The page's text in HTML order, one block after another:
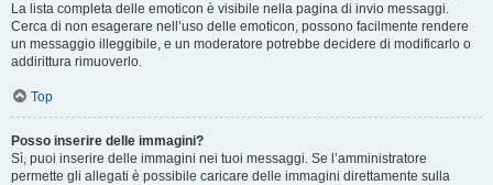
La lista completa delle emoticon è visibile nella pagina di invio messaggi.
Cerca di non esagerare nell’uso delle emoticon, possono facilmente rendere
un messaggio illeggibile, e un moderatore potrebbe decidere di modificarlo o
addirittura rimuoverlo.
Top
Posso inserire delle immagini?
Sì, puoi inserire delle immagini nei tuoi messaggi. Se l’amministratore
permette gli allegati è possibile caricare delle immagini direttamente sulla